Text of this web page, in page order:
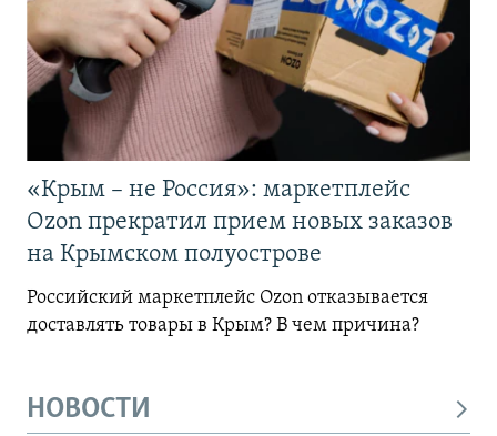
«Крым – не Россия»: маркетплейс
Ozon прекратил прием новых заказов
на Крымском полуострове
Российский маркетплейс Ozon отказывается
доставлять товары в Крым? В чем причина?
НОВОСТИ